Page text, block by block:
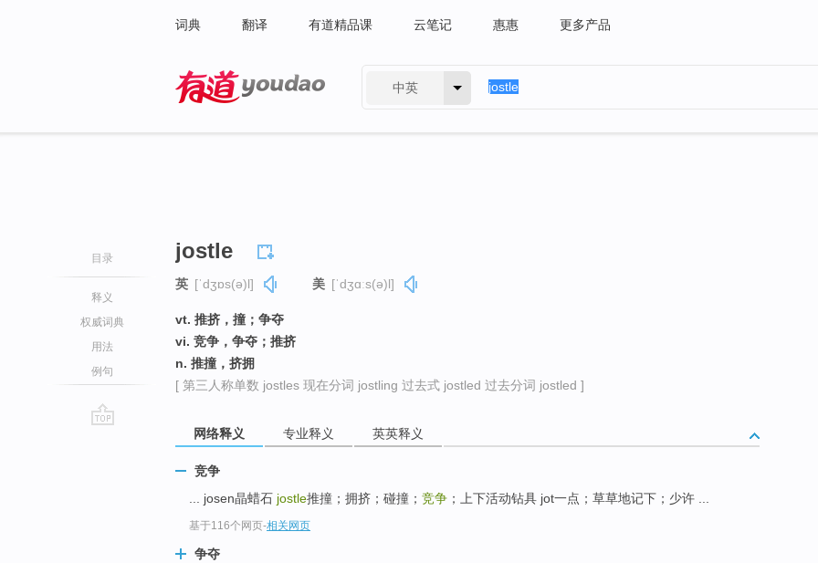
词典 翻译 有道精品课 云笔记 惠惠 更多产品
中英
目录
释义
权威词典
用法
例句
jostle
英 [ˈdʒɒs(ə)l] 美 [ˈdʒɑːs(ə)l]
vt. 推挤，撞；争夺
vi. 竞争，争夺；推挤
n. 推撞，挤拥
[ 第三人称单数 jostles 现在分词 jostling 过去式 jostled 过去分词 jostled ]
网络释义 专业释义 英英释义
竞争
... josen晶蜡石 jostle推撞；拥挤；碰撞； 竞争 ；上下活动钻具 jot一点；草草地记下；少许 ...
基于116个网页-相关网页
争夺